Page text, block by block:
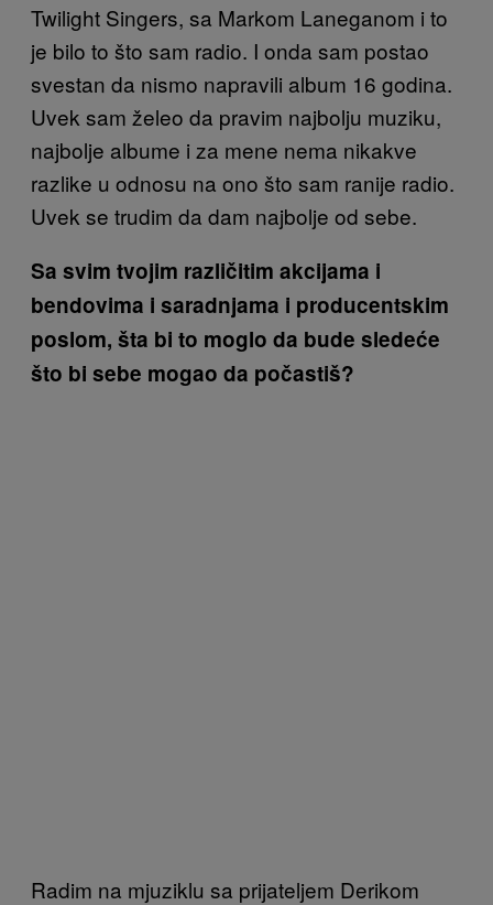
Twilight Singers, sa Markom Laneganom i to
je bilo to što sam radio. I onda sam postao
svestan da nismo napravili album 16 godina.
Uvek sam želeo da pravim najbolju muziku,
najbolje albume i za mene nema nikakve
razlike u odnosu na ono što sam ranije radio.
Uvek se trudim da dam najbolje od sebe.
Sa svim tvojim različitim akcijama i
bendovima i saradnjama i producentskim
poslom, šta bi to moglo da bude sledeće
što bi sebe mogao da počastiš?
Radim na mjuziklu sa prijateljem Derikom